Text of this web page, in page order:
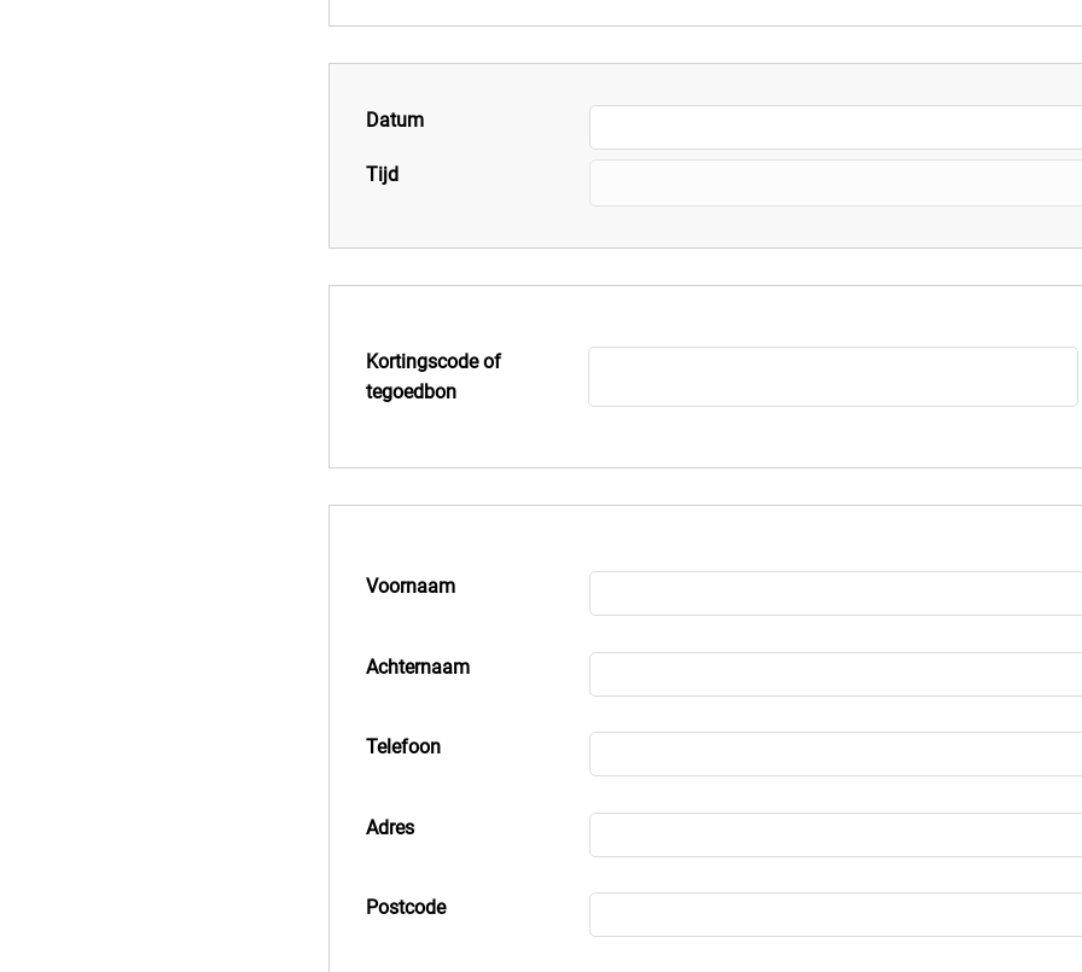
Datum
Tijd
Kortingscode of
tegoedbon
Voornaam
Achternaam
Telefoon
Adres
Postcode